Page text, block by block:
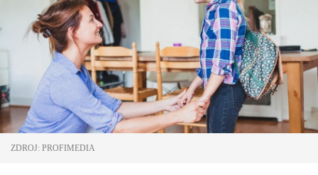
ZDROJ: PROFIMEDIA